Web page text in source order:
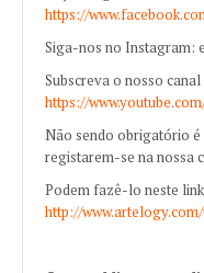
https://
Siga-nos no Instagram:
Subscreva o nosso
https://
Não sendo obrigatório
registarem-se na nossa
Podem fazê-lo neste
http://